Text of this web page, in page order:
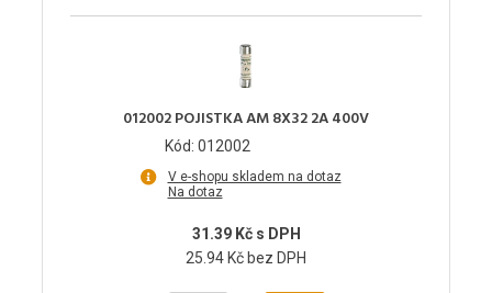
012002 POJISTKA AM 8X32 2A 400V
Kód: 012002
V e-shopu skladem na dotaz
Na dotaz
31.39 Kč s DPH
25.94 Kč bez DPH